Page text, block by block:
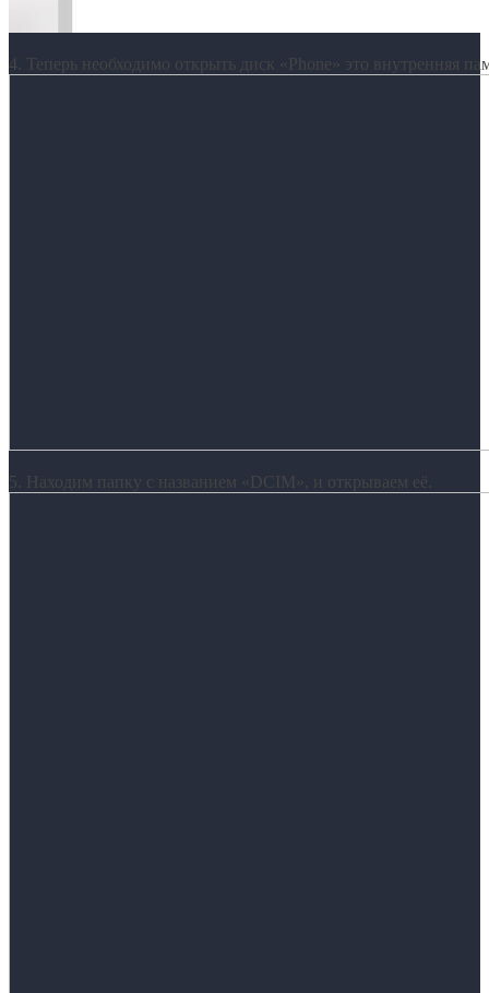
4. Теперь необходимо открыть диск «Phone» это внутренняя
5. Находим папку с названием «DCIM», и открываем её.